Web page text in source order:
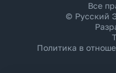
Все
© Русский
Политика в